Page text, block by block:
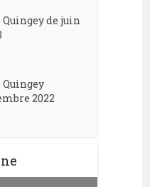
de juin
2022